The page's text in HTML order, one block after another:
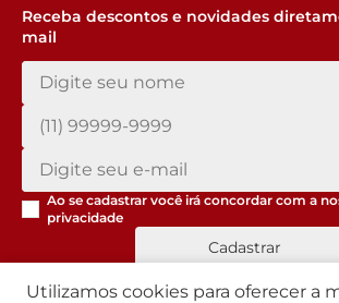
Receba descontos e novidades
mail
Ao se cadastrar você irá concordar com a
privacidade
Cadastrar
Utilizamos cookies para oferecer a